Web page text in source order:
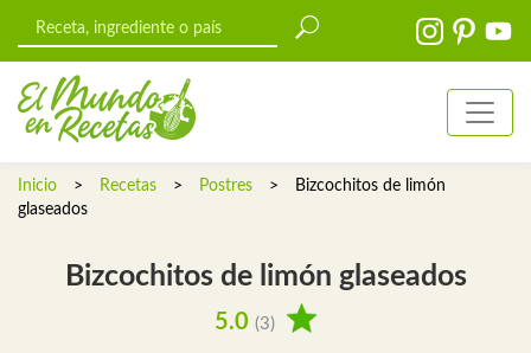
Inicio > Recetas > Postres >
Bizcochitos de limón
glaseados
Bizcochitos de limón glaseados
5.0 (3)